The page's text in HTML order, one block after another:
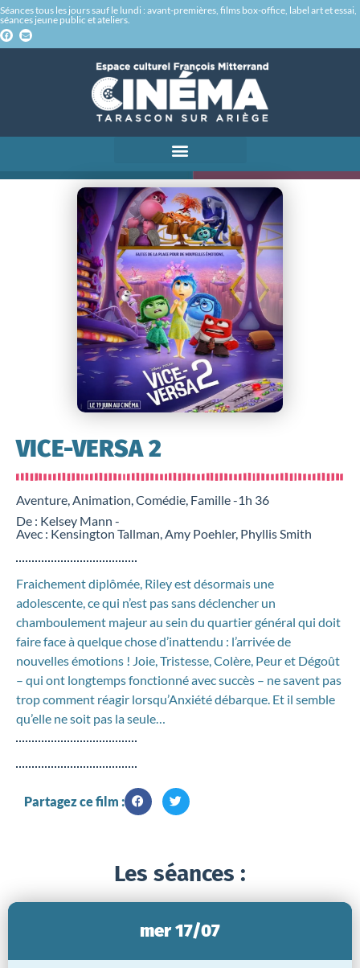
Séances tous les jours sauf le lundi : avant-premières, films box-office, label art et essai,
séances jeune public et ateliers.
VICE-VERSA 2
Aventure, Animation, Comédie, Famille -1h 36
De : Kelsey Mann -
Avec : Kensington Tallman, Amy Poehler, Phyllis Smith
Fraichement diplômée, Riley est désormais une
adolescente, ce qui n’est pas sans déclencher un
chamboulement majeur au sein du quartier général qui doit
faire face à quelque chose d’inattendu : l’arrivée de
nouvelles émotions ! Joie, Tristesse, Colère, Peur et Dégoût
– qui ont longtemps fonctionné avec succès – ne savent pas
trop comment réagir lorsqu’Anxiété débarque. Et il semble
qu’elle ne soit pas la seule…
Partagez ce film :
Les séances :
mer 17/07